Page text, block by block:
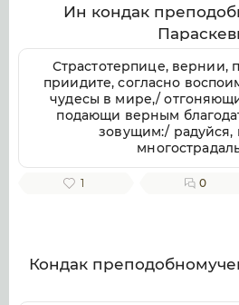
поживше, сподобимся
христианскую улучити и
наследити. Ей,
Не посрами упования
Пресвятей Богородице
возлагаем, но буди
спасение, да сподобимся
всеми святыми в
вечнаго славити во
великую милость Бога
и Святаго Духа, ныне и
веков.
Ин кондак
Страстотерпице, вернии,
приидите, согласно
чудесы в мире,/
подающи верным
зовущим:/ радуйся,
1 0
Кондак